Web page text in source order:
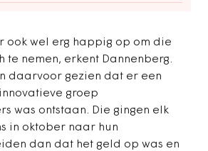
ook wel erg happig op om die
te nemen, erkent Dannenberg.
daarvoor gezien dat er een
groep
was ontstaan. Die gingen elk
in oktober naar hun
dan dat het geld op was en